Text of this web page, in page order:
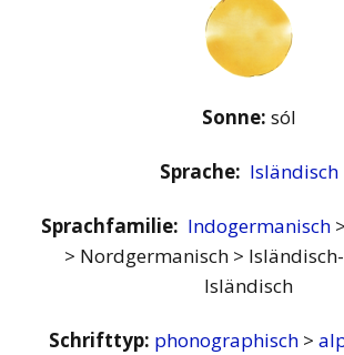
Sonne: sól
Sprache: Isländisch
Sprachfamilie: Indogermanisch
> Nordgermanisch >
Isländisch
Schrifttyp: phonographisch >